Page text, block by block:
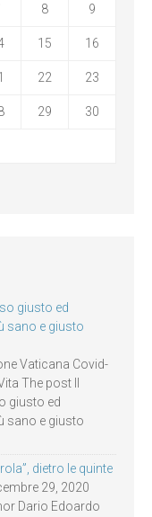
8 9
15 16
22 23
29 30
giusto ed
sano e giusto
Vaticana Covid-
The post Il
giusto ed
sano e giusto
dietro le quinte
29, 2020
Dario Edoardo